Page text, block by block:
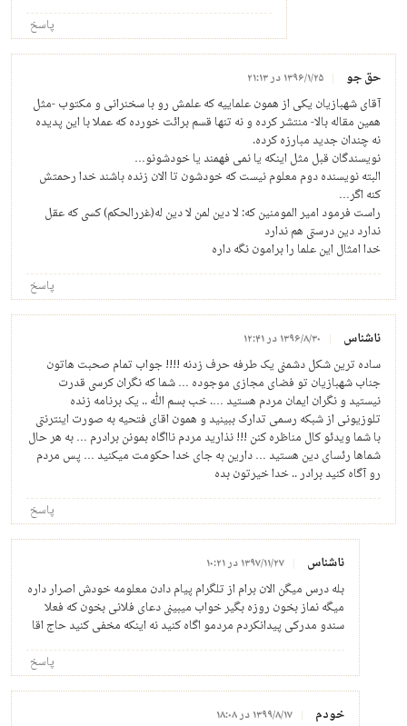
پاسخ
حق جو ۱۳۹۶/۱/۲۵ در ۲۱:۱۳
آقای شهبازیان یکی از همون علماییه که علمش رو با سخنرانی و مکتوب -مثل
همین مقاله بالا- منتشر کرده و نه تنها قسم برائت خورده که عملا با این پدیده
نه چندان جدید مبارزه کرده.
نویسندگان قبل مثل اینکه یا نمی فهمند یا خودشونو…
البته نویسنده دوم معلوم نیست که خودشون تا الان زنده باشند خدا رحمتش
کنه اگر…
راست فرمود امیر المومنین که: لا دین لمن لا دین له(غررالحکم) کسی که عقل
ندارد دین درستی هم ندارد
خدا امثال این علما را برامون نگه داره
پاسخ
ناشناس ۱۳۹۶/۸/۳۰ در ۱۲:۴۱
ساده ترین شکل دشمنی یک طرفه حرف زدنه !!!! جواب تمام صحبت هاتون
جناب شهبازیان تو فضای مجازی موجوده … شما که نگران کرسی قدرت
نیستید و نگران ایمان مردم هستید …. خب بسم الله .. یک برنامه زنده
تلوزیونی از شبکه رسمی تدارک ببینید و همون اقای فتحیه به صورت اینترنتی
با شما ویدئو کال مناظره کنن !!! نذارید مردم نااگاه بمونن برادرم … به هر حال
شماها رئسای دین هستید … دارین به جای خدا حکومت میکنید … پس مردم
رو آگاه کنید برادر .. خدا خیرتون بده
پاسخ
ناشناس ۱۳۹۷/۱۱/۲۷ در ۱۰:۲۱
بله درس میگن الان برام از تلگرام پیام دادن معلومه خودش اصرار داره
میگه نماز بخون روزه بگیر خواب میبینی دعای فلانی بخون که فعلا
سندو مدرکی پیدانکردم مردمو اگاه کنید نه اینکه مخفی کنید حاج اقا
پاسخ
خودم ۱۳۹۹/۸/۱۷ در ۱۸:۰۸